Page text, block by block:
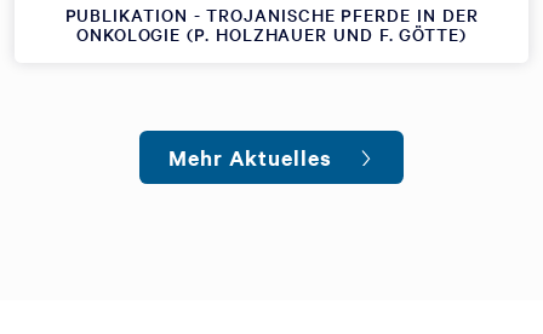
PUBLIKATION - TROJANISCHE PFERDE IN DER
ONKOLOGIE (P. HOLZHAUER UND F. GÖTTE)
Mehr Aktuelles